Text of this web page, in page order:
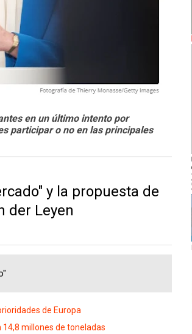
en un último intento por
participar o no en las principales
y la propuesta de
der Leyen
de Europa
14,8 millones de toneladas